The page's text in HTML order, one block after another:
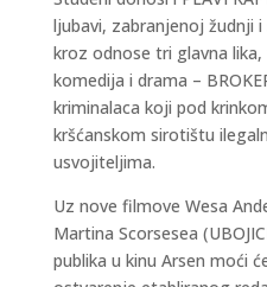
ljubavi, zabranjenoj žudnji
kroz odnose tri glavna
komedija i drama –
kriminalaca koji pod
kršćanskom sirotištu
usvojiteljima.
Uz nove filmove Wesa
Martina Scorsesea
publika u kinu Arsen moći